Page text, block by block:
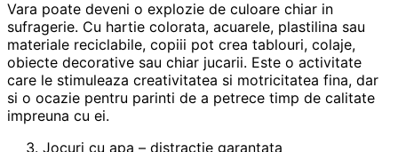
Vara poate deveni o explozie de culoare chiar in
sufragerie. Cu hartie colorata, acuarele, plastilina sau
materiale reciclabile, copiii pot crea tablouri, colaje,
obiecte decorative sau chiar jucarii. Este o activitate
care le stimuleaza creativitatea si motricitatea fina, dar
si o ocazie pentru parinti de a petrece timp de calitate
impreuna cu ei.
Jocuri cu apa – distractie garantata